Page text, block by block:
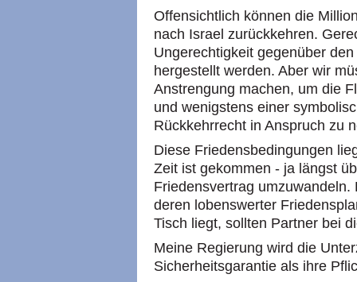
Offensichtlich können die
nach Israel zurückkehren.
Ungerechtigkeit gegenüber
hergestellt werden. Aber wir
Anstrengung machen, um die
und wenigstens einer
Rückkehrrecht in Anspruch zu
Diese Friedensbedingungen
Zeit ist gekommen - ja längst
Friedensvertrag
deren lobenswerter
Tisch liegt, sollten Partner bei
Meine Regierung wird die
Sicherheitsgarantie als ihre